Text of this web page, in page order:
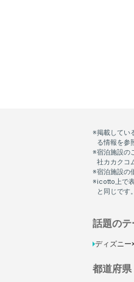
話題のテ
ディズニー
都道府